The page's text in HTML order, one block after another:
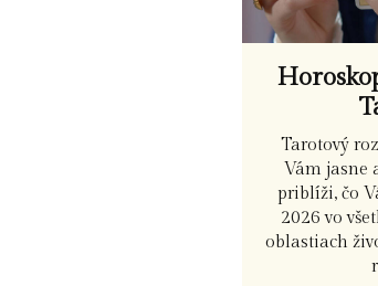
Tarotový
Vám jasne
priblíži, čo
2026 vo
oblastiach